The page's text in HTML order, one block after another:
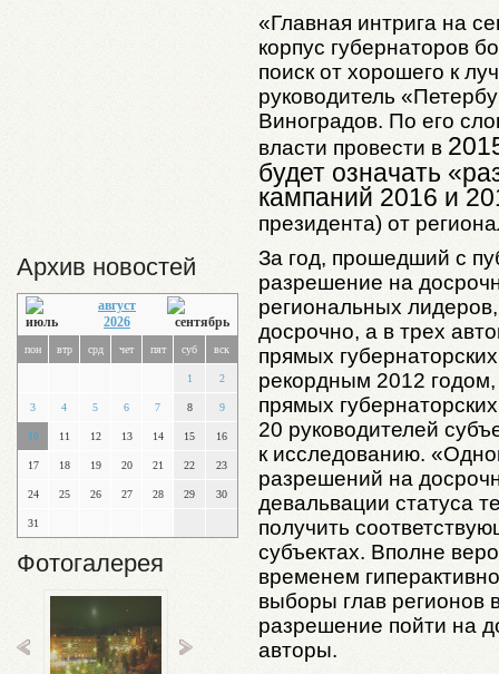
Архив новостей
август
2026
пон втр срд чет пят суб вск
1 2
3 4 5 6 7 8 9
10 11 12 13 14 15 16
17 18 19 20 21 22 23
24 25 26 27 28 29 30
31
Фотогалерея
«Главная интрига на
корпус губернаторов
поиск от хорошего к
руководитель
Виноградов. По его
власти провести в
будет означать
кампаний 2016 и
президента) от
За год, прошедший с
разрешение на
региональных
досрочно, а в трех
прямых
рекордным 2012 годом,
прямых
20 руководителей
к исследованию.
разрешений на
девальвации статуса
получить
субъектах. Вполне
временем
выборы глав регионов
разрешение пойти на
авторы.